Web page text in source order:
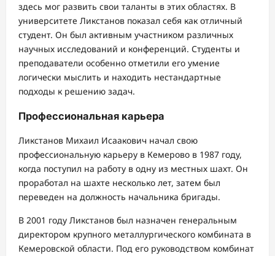
здесь мог развить свои таланты в этих областях. В
университете Ликстанов показал себя как отличный
студент. Он был активным участником различных
научных исследований и конференций. Студенты и
преподаватели особенно отметили его умение
логически мыслить и находить нестандартные
подходы к решению задач.
Профессиональная карьера
Ликстанов Михаил Исаакович начал свою
профессиональную карьеру в Кемерово в 1987 году,
когда поступил на работу в одну из местных шахт. Он
проработал на шахте несколько лет, затем был
переведен на должность начальника бригады.
В 2001 году Ликстанов был назначен генеральным
директором крупного металлургического комбината в
Кемеровской области. Под его руководством комбинат